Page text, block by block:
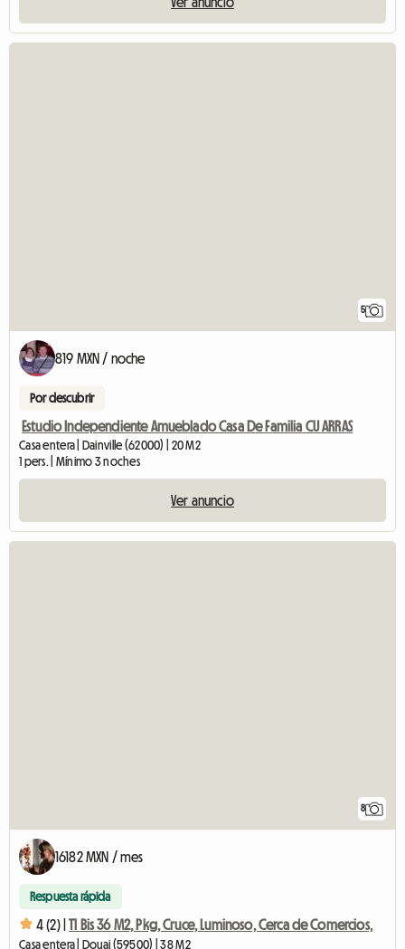
5
819 MXN / noche
Por descubrir
Estudio Independiente Amueblado Casa De Familia CU ARRAS
Casa entera | Dainville (62000) | 20 M2
1 pers. | Mínimo 3 noches
Ver anuncio
8
16182 MXN / mes
Respuesta rápida
4 (2) | T1 Bis 36 M2, Pkg, Cruce, Luminoso, Cerca de Comercios,
Casa entera | Douai (59500) | 38 M2